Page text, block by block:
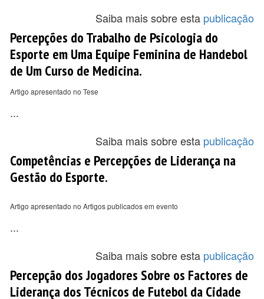
Saiba mais sobre esta publicação
Percepções do Trabalho de Psicologia do
Esporte em Uma Equipe Feminina de Handebol
de Um Curso de Medicina.
Artigo apresentado no Tese
...
Saiba mais sobre esta publicação
Competências e Percepções de Liderança na
Gestão do Esporte.
Artigo apresentado no Artigos publicados em evento
...
Saiba mais sobre esta publicação
Percepção dos Jogadores Sobre os Factores de
Liderança dos Técnicos de Futebol da Cidade